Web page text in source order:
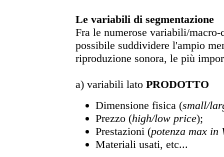
Le variabili di segmentazione
Fra le numerose variabili/
possibile suddividere l'ampio
riproduzione sonora, le più
a) variabili lato PRODOTTO
Dimensione fisica (small/
Prezzo (high/low price);
Prestazioni (potenza max in
Materiali usati, etc...